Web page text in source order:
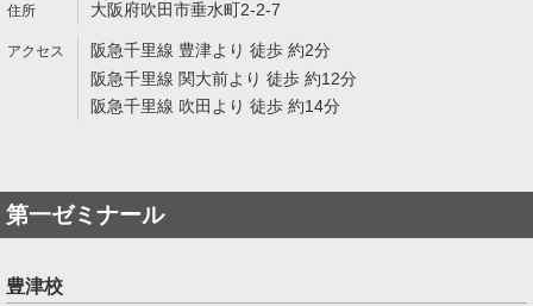
大阪府吹田市垂水町2-2-7
阪急千里線 豊津より 徒歩 約2分
阪急千里線 関大前より 徒歩 約12分
阪急千里線 吹田より 徒歩 約14分
第一ゼミナール
豊津校